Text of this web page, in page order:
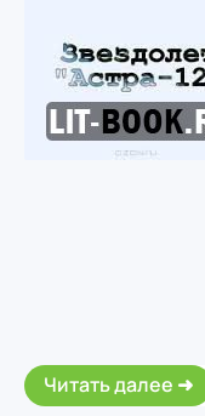
Читать далее